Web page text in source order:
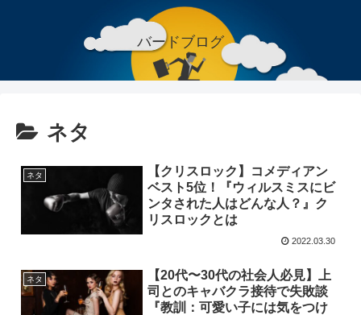
バードブログ
ネタ
ネタ
【クリスロック】コメディアン
ベスト5位！『ウィルスミスにビ
ンタされた人はどんな人？』ク
リスロックとは
2022.03.30
ネタ
【20代〜30代の社会人必見】上
司とのキャバクラ接待で失敗談
『教訓：可愛い子には気をつけ